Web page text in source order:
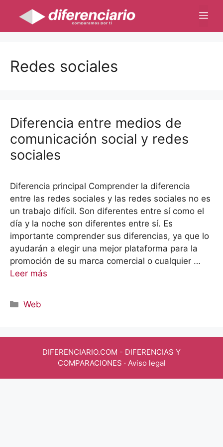
contenido
Redes sociales
Diferencia entre medios de
comunicación social y redes
sociales
Diferencia principal Comprender la diferencia
entre las redes sociales y las redes sociales no es
un trabajo difícil. Son diferentes entre sí como el
día y la noche son diferentes entre sí. Es
importante comprender sus diferencias, ya que lo
ayudarán a elegir una mejor plataforma para la
promoción de su marca comercial o cualquier …
Leer más
Categorías
Web
DIFERENCIARIO.COM - DIFERENCIAS Y
COMPARACIONES · Aviso legal